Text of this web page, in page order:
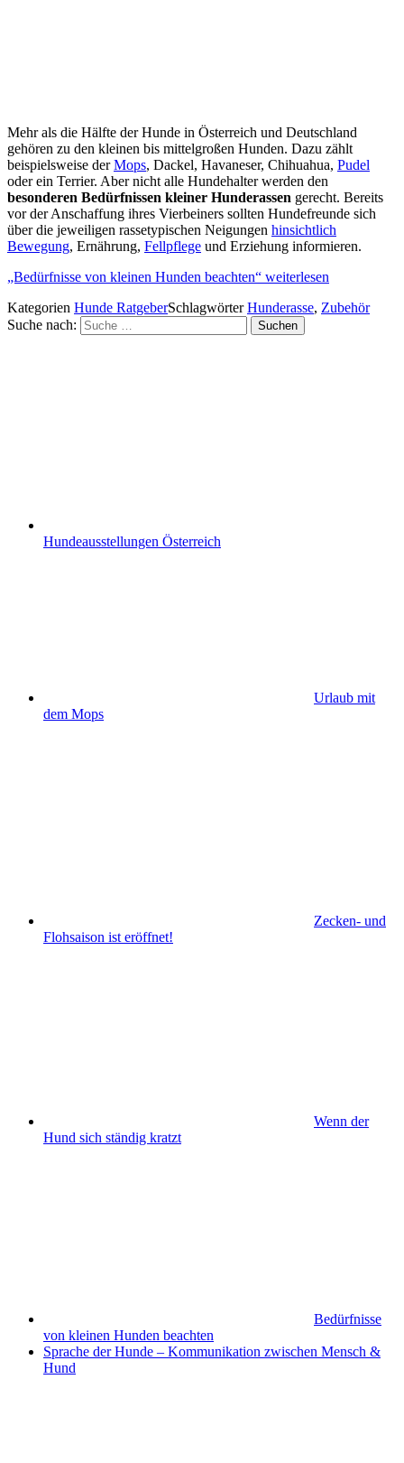
Mehr als die Hälfte der Hunde in Österreich und Deutschland
gehören zu den kleinen bis mittelgroßen Hunden. Dazu zählt
beispielsweise derMops, Dackel, Havaneser, Chihuahua, Pudel
oder ein Terrier. Aber nicht alle Hundehalter werden den
besonderen Bedürfnissen kleiner Hunderassen gerecht. Bereits
vor der Anschaffung ihres Vierbeiners sollten Hundefreunde sich
über die jeweiligen rassetypischen Neigungen hinsichtlich
Bewegung, Ernährung, Fellpflege und Erziehung informieren.
„Bedürfnisse von kleinen Hunden beachten“ weiterlesen
Kategorien Hunde RatgeberSchlagwörterHunderasse, Zubehör
Suche nach:
Suchen
Hundeausstellungen Österreich
Urlaub mit
dem Mops
Zecken- und
Flohsaison ist eröffnet!
Wenn der
Hund sich ständig kratzt
Bedürfnisse
von kleinen Hunden beachten
Sprache der Hunde – Kommunikation zwischen Mensch &
Hund